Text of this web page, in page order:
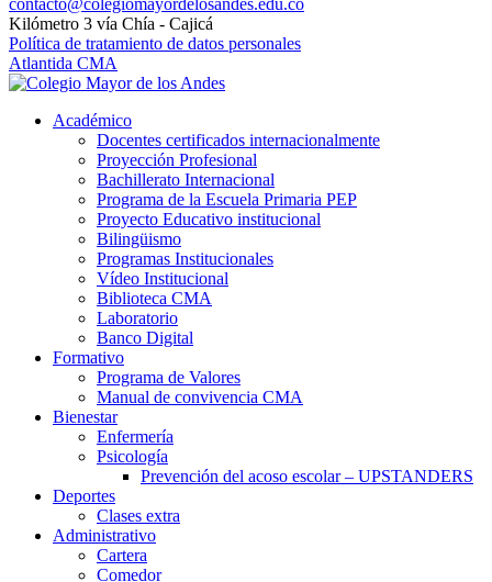
contacto@colegiomayordelosandes.edu.co
Kilómetro 3 vía Chía - Cajicá
Política de tratamiento de datos personales
Atlantida CMA
Académico
Docentes certificados internacionalmente
Proyección Profesional
Bachillerato Internacional
Programa de la Escuela Primaria PEP
Proyecto Educativo institucional
Bilingüismo
Programas Institucionales
Vídeo Institucional
Biblioteca CMA
Laboratorio
Banco Digital
Formativo
Programa de Valores
Manual de convivencia CMA
Bienestar
Enfermería
Psicología
Prevención del acoso escolar – UPSTANDERS
Deportes
Clases extra
Administrativo
Cartera
Comedor